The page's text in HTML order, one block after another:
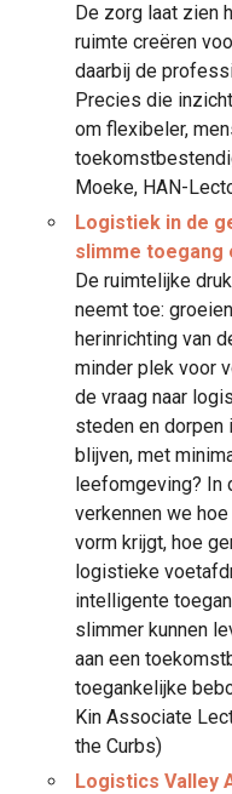
De zorg laat zien
ruimte creëren
daarbij de
Precies die
om flexibeler,
Moeke, HAN-
Logistiek in de
slimme toegang
De ruimtelijke
neemt toe:
herinrichting van
minder plek voor
de vraag naar
steden en dorpen
blijven, met
leefomgeving? In
verkennen we
vorm krijgt, hoe
logistieke
intelligente
slimmer kunnen
aan een
toegankelijke
Kin Associate
the Curbs)
Logistics Valley